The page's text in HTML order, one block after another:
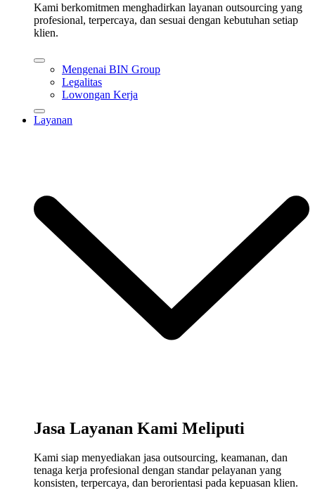
Kami berkomitmen menghadirkan layanan outsourcing yang
profesional, terpercaya, dan sesuai dengan kebutuhan setiap
klien.
Mengenai BIN Group
Legalitas
Lowongan Kerja
Layanan
Jasa Layanan Kami Meliputi
Kami siap menyediakan jasa outsourcing, keamanan, dan
tenaga kerja profesional dengan standar pelayanan yang
konsisten, terpercaya, dan berorientasi pada kepuasan klien.